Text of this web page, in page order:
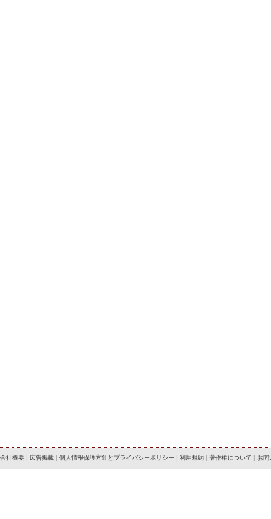
会社概要 | 広告掲載 | 個人情報保護方針とプライバシーポリシー | 利用規約 | 著作権について | お問